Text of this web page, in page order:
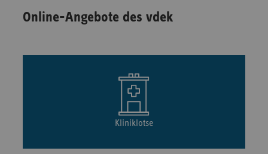
Online-Angebote des vdek
Kliniklotse